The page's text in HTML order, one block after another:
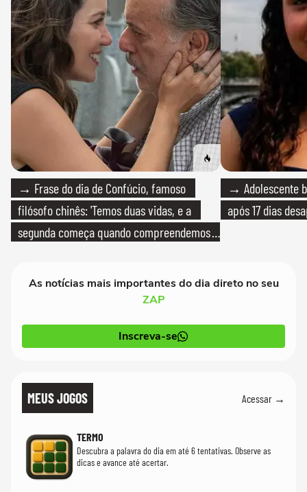
→ Frase do dia de Confúcio, famoso
filósofo chinês: 'Temos duas vidas, e a
segunda começa quando compreendemos
→ Adolescente
após 17 dias
As notícias mais importantes do dia direto no seu
ZAP
Inscreva-se
MEUS JOGOS Acessar →
TERMO
Descubra a palavra do dia em até 6 tentativas. Observe as
dicas e avance até acertar.